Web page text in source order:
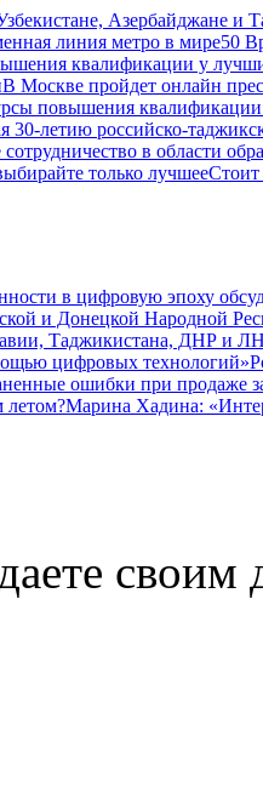
Азербайджане
линия метро в мире50
квалификации у
В Москве пройдет онлайн
повышения квалификации
30-летию российско-
в области
только лучшееСтоит
в цифровую эпоху
и Донецкой Народной
Таджикистана, ДНР и
цифровых технологий»
ошибки при продаже
летом?Марина Хадина:
своим